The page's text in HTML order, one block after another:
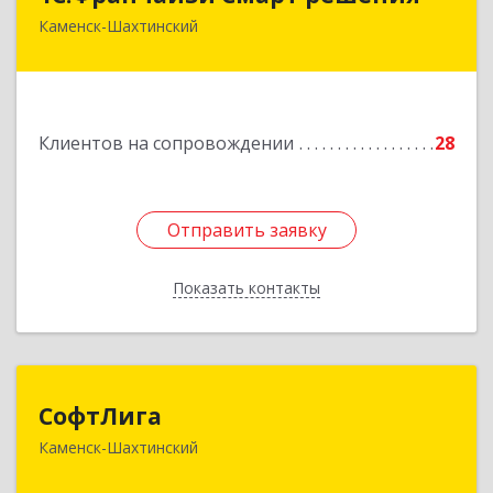
Каменск-Шахтинский
Клиентов на сопровождении 28
Отправить заявку
Показать контакты
347800, Ростовская обл, Каменск-Шахтинский г,
Отправить заявку
Назад
СофтЛига
Каменск-Шахтинский
347800, Ростовская обл, Каменск-Шахтинский г,